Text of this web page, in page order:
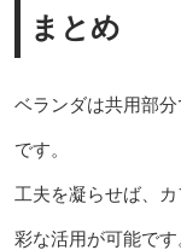
まとめ
ベランダは共用部
です。
工夫を凝らせば、
彩な活用が可能です